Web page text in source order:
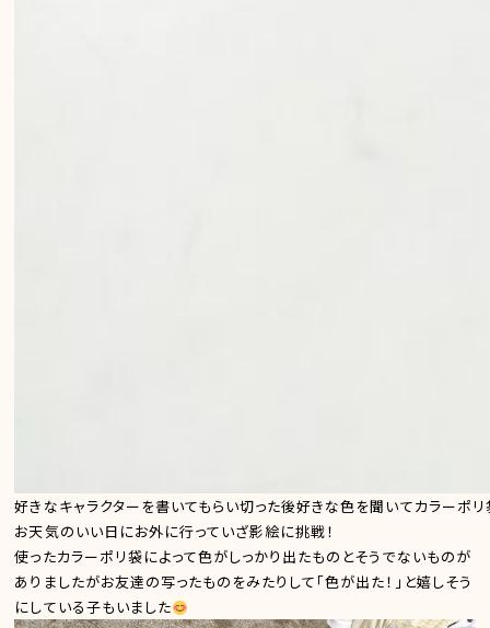
好きなキャラクターを書いてもらい切った後好きな色を聞いてカラーポ
お天気のいい日にお外に行っていざ影絵に挑戦！
使ったカラーポリ袋によって色がしっかり出たものとそうでないものが
ありましたがお友達の写ったものをみたりして「色が出た！」と嬉しそう
にしている子もいました